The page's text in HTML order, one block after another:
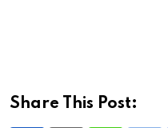
Share This Post: